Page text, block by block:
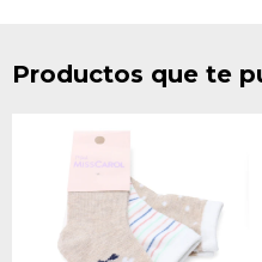
Productos que te